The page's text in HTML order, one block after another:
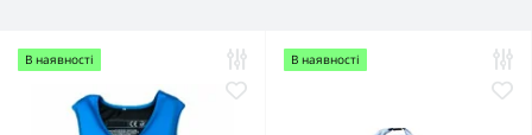
В наявності В наявності